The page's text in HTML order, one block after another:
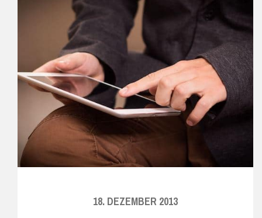
18. DEZEMBER 2013